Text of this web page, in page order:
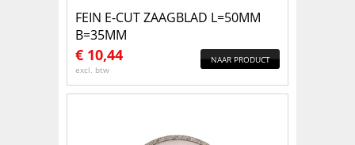
FEIN E-CUT ZAAGBLAD L=50MM
B=35MM
€ 10,44
excl. btw
NAAR PRODUCT